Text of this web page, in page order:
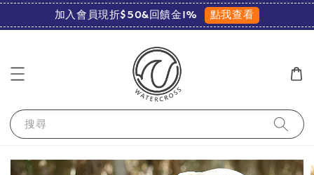
加入會員現折$50&回饋金1% 點我查看
搜尋